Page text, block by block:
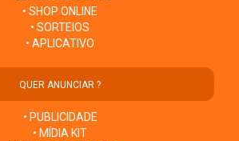
• SHOP ONLINE
• SORTEIOS
• APLICATIVO
QUER ANUNCIAR ?
• PUBLICIDADE
• MÍDIA KIT